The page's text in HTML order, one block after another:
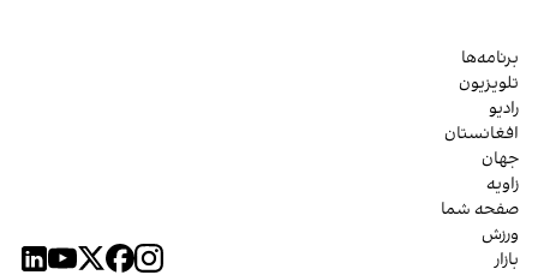
برنامه‌ها
تلویزیون
رادیو
افغانستان
جهان
زاویه
صفحه شما
ورزش
بازار